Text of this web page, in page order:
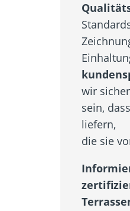
wir sicher
sein,
liefern,
die sie